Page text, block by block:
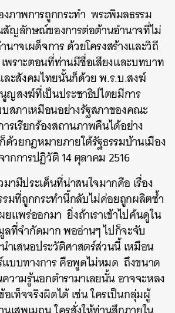
ภาพการถูกกระทำ พระพิมลธรรม
สัญลักษณ์ของการต่อต้านอำนาจที่ไม่
าจเผด็จการ ด้วยโครงสร้างและวิถี
พราะตอนที่ท่านมีชื่อเสียงและบทบาท
ละสังคมไทยนั้นก็ด้วย พ.ร.บ.สงฆ์
ญสงฆ์ที่เป็นประชาธิปไตยมีการ
สภาเหมือนอย่างรัฐสภาของคณะ
รเรียกร้องสถานภาพคืนได้อย่าง
วยกฎหมายภายใต้รัฐธรรมบ้านเมือง
กการปฏิวัติ 14 ตุลาคม 2516
ามีประเด็นที่น่าสนใจมากคือ เรื่อง
รมที่ถูกกระทำนี้กลับไม่ค่อยถูกผลิตซ้ำ
แพร่ออกมา ยิ่งถ้าเราเข้าไปค้นดูใน
ที่จำกัดมาก พออ่านๆ ไปก็จะจับ
ำเสนอประวัติศาสตร์ส่วนนี้ เหมือน
แบบทางการ คือพูดไม่หมด ถึงขนาด
ามรู้นอกตำรามาเลยนั้น อาจจะหลง
อเท็จจริงผิดได้ เช่น ใครเป็นกลุ่มผู้